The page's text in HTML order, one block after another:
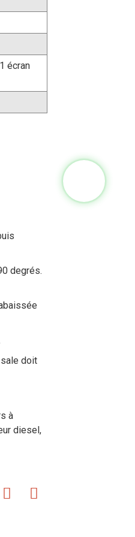
écran
degrés.
doit
à
diesel,